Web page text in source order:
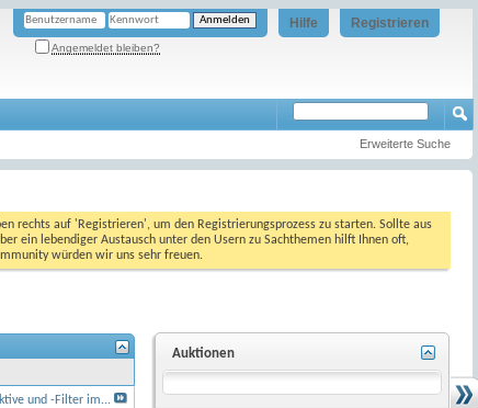
Registrieren
Hilfe
Angemeldet bleiben?
Erweiterte Suche
rechts auf 'Registrieren', um den Registrierungsprozess zu starten. Sollte aus
ein lebendiger Austausch unter den Usern zu Sachthemen hilft Ihnen oft,
würden wir uns sehr freuen.
und -Filter im...
Auktionen